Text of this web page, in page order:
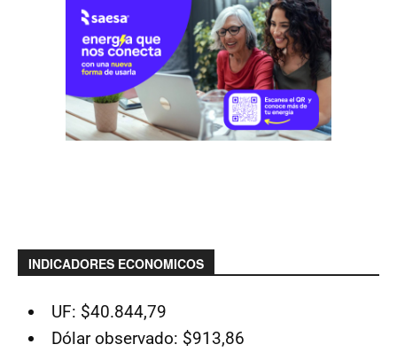
INDICADORES ECONOMICOS
UF: $40.844,79
Dólar observado: $913,86